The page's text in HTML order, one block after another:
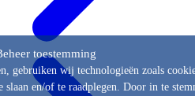
toestemming
gebruiken wij technologieën zoals
en/of te raadplegen. Door in te